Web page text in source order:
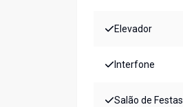
Elevador
Interfone
Salão de Festas